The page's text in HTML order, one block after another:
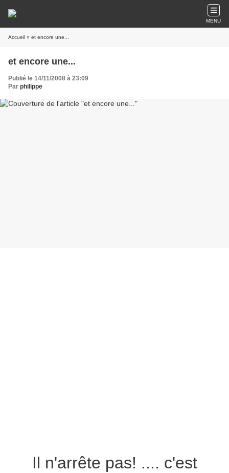
MENU
Accueil » et encore une...
et encore une...
Publié le 14/11/2008 à 23:09
Par philippe
Il n'arrête pas! .... c'est